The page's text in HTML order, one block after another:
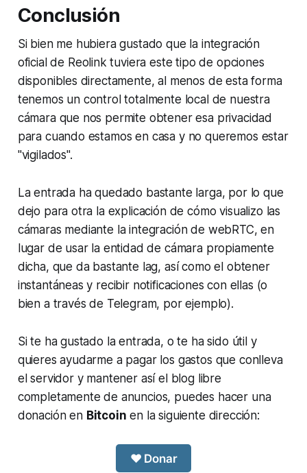
Conclusión
Si bien me hubiera gustado que la integración
oficial de Reolink tuviera este tipo de opciones
disponibles directamente, al menos de esta forma
tenemos un control totalmente local de nuestra
cámara que nos permite obtener esa privacidad
para cuando estamos en casa y no queremos estar
"vigilados".
La entrada ha quedado bastante larga, por lo que
dejo para otra la explicación de cómo visualizo las
cámaras mediante la integración de webRTC, en
lugar de usar la entidad de cámara propiamente
dicha, que da bastante lag, así como el obtener
instantáneas y recibir notificaciones con ellas (o
bien a través de Telegram, por ejemplo).
Si te ha gustado la entrada, o te ha sido útil y
quieres ayudarme a pagar los gastos que conlleva
el servidor y mantener así el blog libre
completamente de anuncios, puedes hacer una
donación en Bitcoin en la siguiente dirección:
❤️ Donar